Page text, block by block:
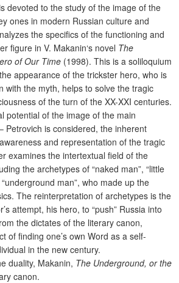
devoted to the study of the image of the
ones in modern Russian culture and
the specifics of the functioning and
figure in V. Makanin‘s novel The
of Our Time (1998). This is a soliloquium
appearance of the trickster hero, who is
with the myth, helps to solve the tragic
of the turn of the XX-XXI centuries.
potential of the image of the main
Petrovich is considered, the inherent
and representation of the tragic
examines the intertextual field of the
the archetypes of “naked man”, “little
“underground man”, who made up the
The reinterpretation of archetypes is the
attempt, his hero, to “push” Russia into
the dictates of the literary canon,
of finding one’s own Word as a self-
in the new century.
duality, Makanin, The Underground, or the
canon.